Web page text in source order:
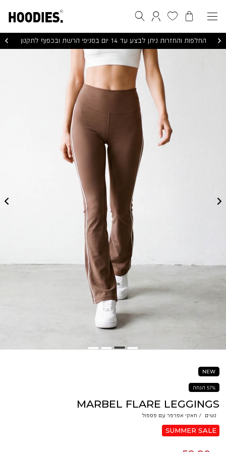
הסל שליהמועדפים שליהתחברות / הרשמה
חיפוש
החלפות והחזרות ניתן לבצע עד 14 יום בסניפי הרשת ובכפוף לתקנון
MARBEL
FLARE
LEGGINGS
NEW
57% הנחה
MARBEL FLARE LEGGINGS
נשים / חאקי אפרפר עם פספול
SUMMER SALE